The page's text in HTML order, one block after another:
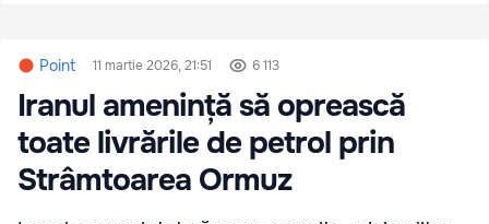
Point 11 martie 2026, 21:51 6 113
Iranul amenință să oprească
toate livrările de petrol prin
Strâmtoarea Ormuz